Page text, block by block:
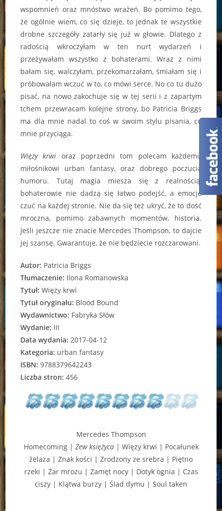
wspomnień oraz mnóstwo wrażeń. Bo pomimo tego,
że ogólnie wiem, co się dzieje, to jednak te wszystkie
drobne szczegóły zatarły się już w głowie. Dlatego z
radością wkroczyłam w ten nurt wydarzeń i
przeżywałam wszystko z bohaterami. Wraz z nimi
bałam się, walczyłam, przekomarzałam, śmiałam się i
próbowałam wczuć w to, co mówi serce. No co tu dużo
pisać, na nowo zakochuje się w tej serii i z zapartym
tchem przewracam kolejne strony, bo Patricia Briggs
ma dla mnie nadal to coś w swoim stylu pisania, co
mnie przyciąga.
Więzy krwi oraz poprzedni tom polecam każdemu
miłośnikowi urban fantasy, oraz dobrego poczucia
humoru. Tutaj magia miesza się z realnością,
bohaterowie nie dadzą się łatwo podejść, a emocje
czuć na każdej stronie. Nie da się też ukryć, że to dość
mroczna, pomimo zabawnych momentów, historia.
Jeśli jeszcze nie znacie Mercedes Thompson, to dajcie
jej szansę. Gwarantuje, że nie będziecie rozczarowani.
Autor: Patricia Briggs
Tłumaczenie: Ilona Romanowska
Tytuł: Więzy krwi
Tytuł oryginału: Blood Bound
Wydawnictwo: Fabryka Słów
Wydanie: III
Data wydania: 2017-04-12
Kategoria: urban fantasy
ISBN: 9788379642243
Liczba stron: 456
Mercedes Thompson
Homecoming | Zew księżyca| Więzy krwi | Pocałunek
żelaza | Znak kości | Zrodzony ze srebra | Piętno
rzeki | Żar mrozu | Zamęt nocy | Dotyk ognia | Czas
ciszy | Klątwa burzy | Ślad dymu | Soul taken